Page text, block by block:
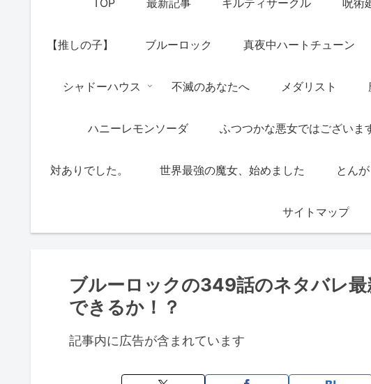
【推しの子】 ブルーロック 真夜中ハートチューン
シャドーハウス 不滅のあなたへ メダリスト
ハニーレモンソーダ ふつつかな悪女ではございま
対ありでした。 世界最強の魔女、始めました とん
サイトマップ
ブルーロックの349話のネタバレ
できるか！？
記事内に広告が含まれています